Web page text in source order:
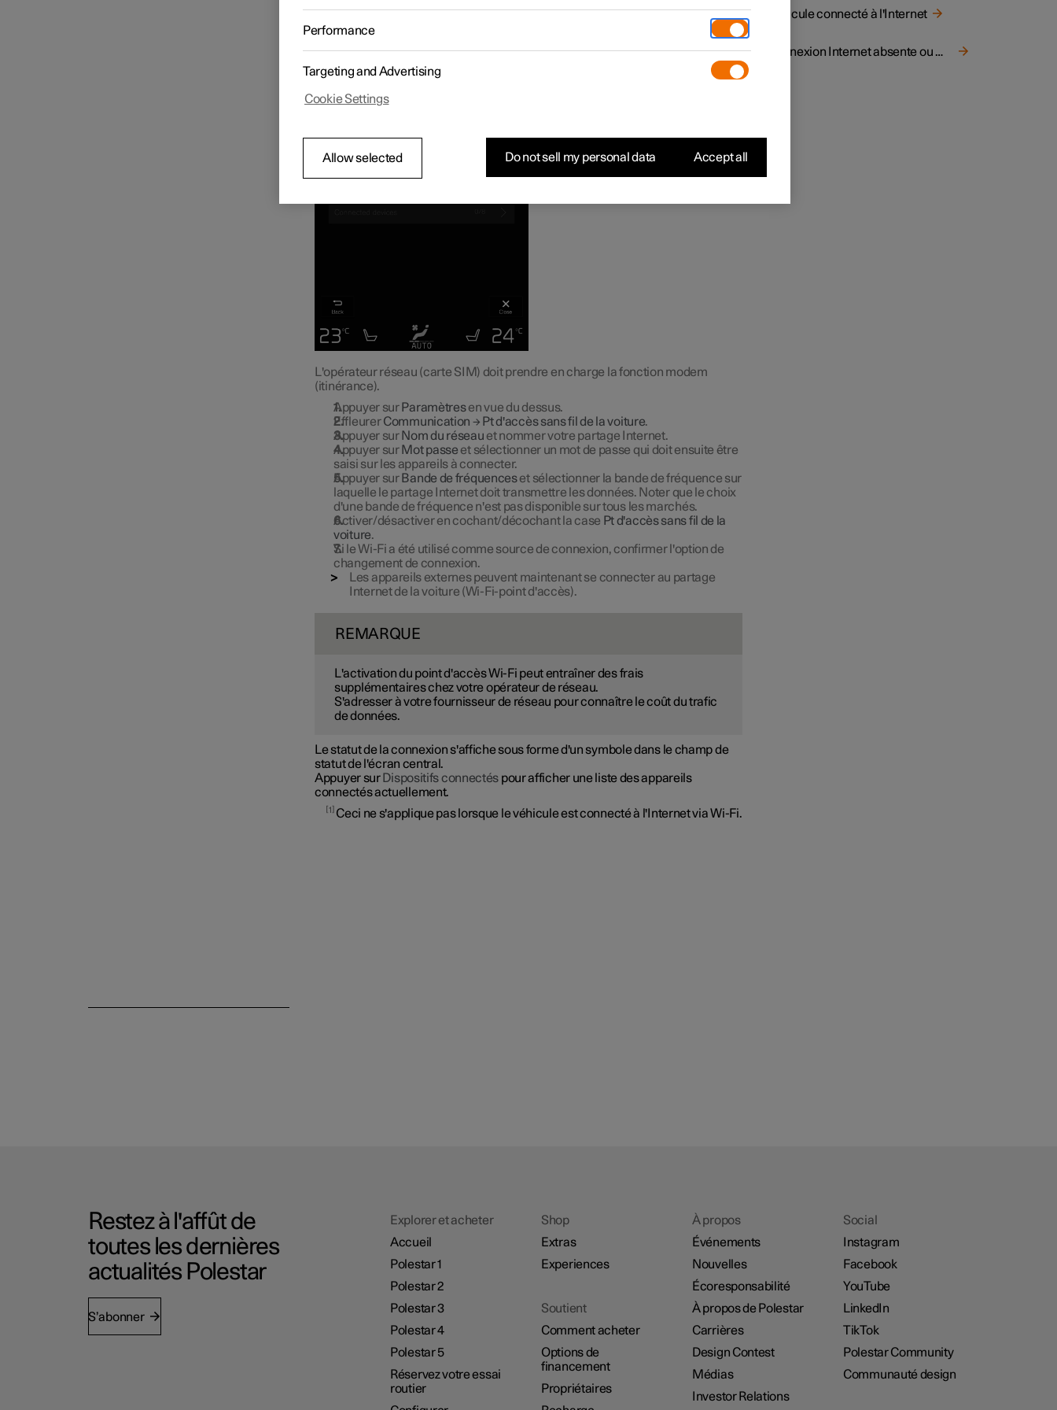
Wi-Fi(itinérance)
Lorsque le véhicule est connecté à Internet, d'autres dispositifs peuvent
partager la connexion Internet du véhicule
.
L'opérateur réseau (carte SIM) doit prendre en charge la fonction modem
(itinérance).
Appuyer sur Paramètresen vue du dessus.
EffleurerCommunication → Pt d'accès sans fil de la voiture.
Appuyer sur Nom du réseau et nommer votre partage Internet.
Appuyer sur Mot passe et sélectionner un mot de passe qui doit ensuite être
saisi sur les appareils à connecter.
Appuyer sur Bande de fréquenceset sélectionner la bande de fréquence sur
laquelle le partage Internet doit transmettre les données. Noter que le choix
d'une bande de fréquence n'est pas disponible sur tous les marchés.
Activer/désactiver en cochant/décochant la case Pt d'accès sans fil de la
voiture.
Si le Wi-Fi a été utilisé comme source de connexion, confirmer l'option de
changement de connexion.
Les appareils externes peuvent maintenant se connecter au partage
Internet de la voiture (Wi-Fi-point d'accès).
REMARQUE
L'activation du point d'accès Wi-Fi peut entraîner des frais
supplémentaires chez votre opérateur de réseau.
S'adresser à votre fournisseur de réseau pour connaître le coût du trafic
de données.
Le statut de la connexion s'affiche sous forme d'un symbole dans le champ de
statut de l'écran central.
Appuyer sur Dispositifs connectés pour afficher une liste des appareils
connectés actuellement.
1 Ceci ne s'applique pas lorsque le véhicule est connecté à l'Internet viaWi-Fi.
Véhicule connecté à l'Internet
Connexion Internet absente ou médiocre
Restez à l'affût de
toutes les dernières
actualités Polestar
S’abonner
Explorer et acheter
Accueil
Polestar 1
Polestar 2
Polestar 3
Polestar 4
Polestar 5
Réservez votre essai
routier
Shop
Extras
Experiences
Soutient
Comment acheter
Options de
financement
Propriétaires
À propos
Événements
Nouvelles
Écoresponsabilité
À propos de Polestar
Carrières
Design Contest
Médias
Investor Relations
Social
Instagram
Facebook
YouTube
LinkedIn
TikTok
Polestar Community
Communauté design
Performance
Targeting and Advertising
Cookie Settings
Allow selected Do not sell my personal data Accept all